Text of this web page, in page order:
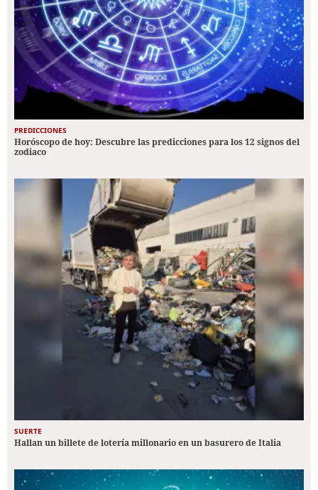
PREDICCIONES
Horóscopo de hoy: Descubre las predicciones para los 12 signos del
zodiaco
SUERTE
Hallan un billete de lotería millonario en un basurero de Italia